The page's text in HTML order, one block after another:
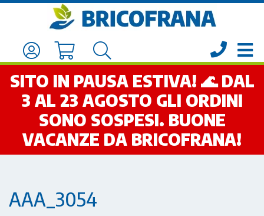
SITO IN PAUSA ESTIVA! 🌊 DAL
3 AL 23 AGOSTO GLI ORDINI
SONO SOSPESI. BUONE
VACANZE DA BRICOFRANA!
AAA_3054